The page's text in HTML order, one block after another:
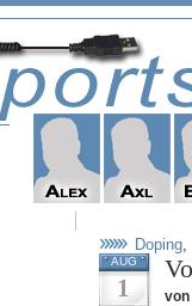
Doping,
AUG
1 von